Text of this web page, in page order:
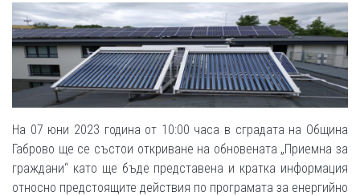
На 07 юни 2023 година от 10:00 часа в сградата на Община
Габрово ще се състои откриване на обновената „Приемна за
граждани“ като ще бъде представена и кратка информация
относно предстоящите действия по програмата за енергийно